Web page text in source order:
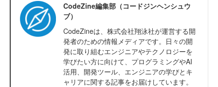
CodeZine編集部（コードジンヘンシュウ
ブ）
CodeZineは、株式会社翔泳社が運営する開
発者のための情報メディアです。日々の開
発に取り組むエンジニアやテクノロジーを
学びたい方に向けて、プログラミングやAI
活用、開発ツール、エンジニアの学びとキ
ャリアに関する記事をお届けしています。